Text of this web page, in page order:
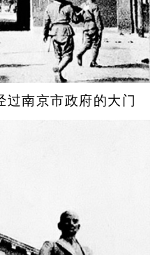
南京市政府的大门